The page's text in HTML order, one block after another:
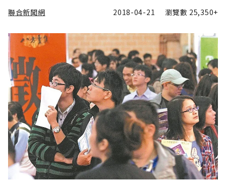
聯合新聞網 2018-04-21 瀏覽數 25,350+